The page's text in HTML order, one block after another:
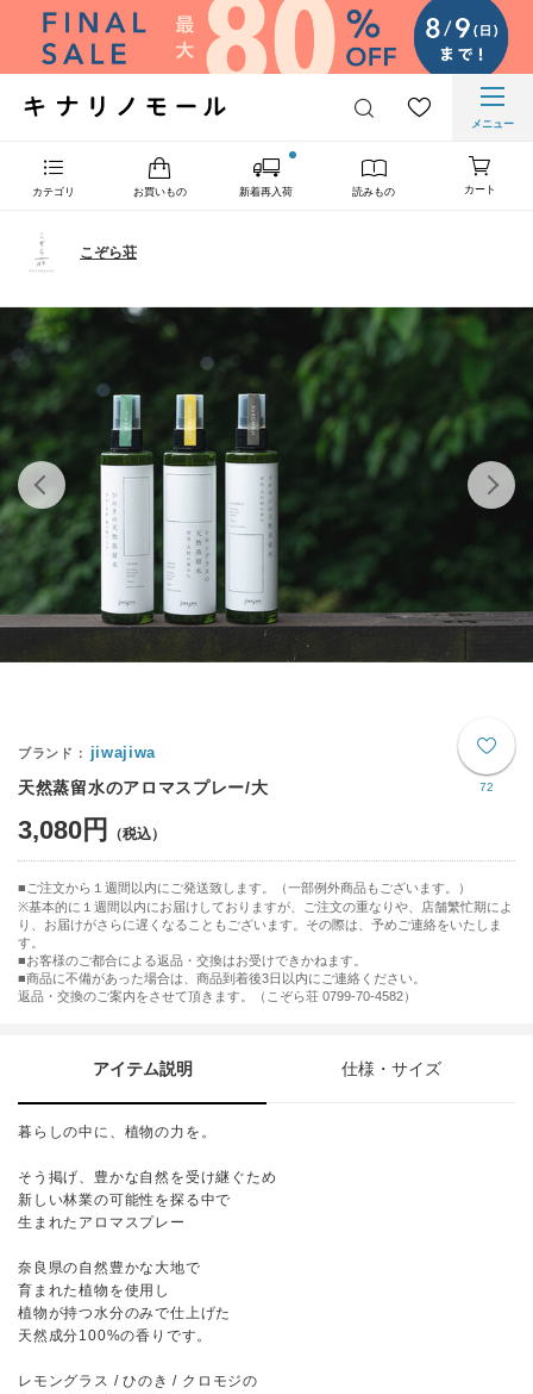
メニュー
カテゴリ お買いもの 新着再入荷 読みもの カート
こぞら荘
72
jiwajiwa
天然蒸留水のアロマスプレー/大
3,080円
ご注文から１週間以内にご発送致します。（一部例外商品もございます。）
※基本的に１週間以内にお届けしておりますが、ご注文の重なりや、店舗繁忙期によ
り、お届けがさらに遅くなることもございます。その際は、予めご連絡をいたしま
す。
■お客様のご都合による返品・交換はお受けできかねます。
■商品に不備があった場合は、商品到着後3日以内にご連絡ください。
返品・交換のご案内をさせて頂きます。（こぞら荘 0799-70-4582）
アイテム説明 仕様・サイズ
暮らしの中に、植物の力を。
そう掲げ、豊かな自然を受け継ぐため
新しい林業の可能性を探る中で
生まれたアロマスプレー
奈良県の自然豊かな大地で
育まれた植物を使用し
植物が持つ水分のみで仕上げた
天然成分100%の香りです。
レモングラス / ひのき / クロモジの